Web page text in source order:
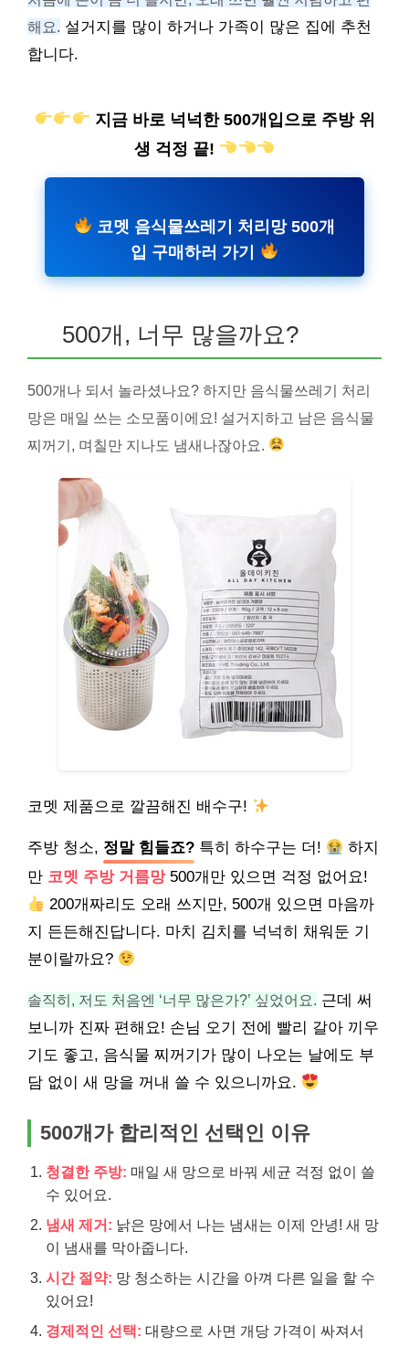
해요.
설거지를 많이 하거나 가족이 많은 집에 추천
합니다.
지금 바로 넉넉한 500개입으로 주방 위
생 걱정 끝!
코멧 음식물쓰레기 처리망 500개
입 구매하러 가기
500개, 너무 많을까요?
500개나 되서 놀라셨나요? 하지만 음식물쓰레기 처리
망은 매일 쓰는 소모품이에요! 설거지하고 남은 음식물
찌꺼기, 며칠만 지나도 냄새나잖아요.
코멧 제품으로 깔끔해진 배수구!
주방 청소, 정말 힘들죠? 특히 하수구는 더!
하지
만 코멧 주방 거름망500개만 있으면 걱정 없어요!
200개짜리도 오래 쓰지만, 500개 있으면 마음까
지 든든해진답니다. 마치 김치를 넉넉히 채워둔 기
분이랄까요?
솔직히, 저도 처음엔 ‘너무 많은가?’ 싶었어요. 근데 써
보니까 진짜 편해요! 손님 오기 전에 빨리 갈아 끼우
기도 좋고, 음식물 찌꺼기가 많이 나오는 날에도 부
담 없이 새 망을 꺼내 쓸 수 있으니까요.
500개가 합리적인 선택인 이유
청결한 주방: 매일 새 망으로 바꿔 세균 걱정 없이 쓸
수 있어요.
냄새 제거: 낡은 망에서 나는 냄새는 이제 안녕! 새 망
이 냄새를 막아줍니다.
시간 절약: 망 청소하는 시간을 아껴 다른 일을 할 수
있어요!
경제적인 선택: 대량으로 사면 개당 가격이 싸져서